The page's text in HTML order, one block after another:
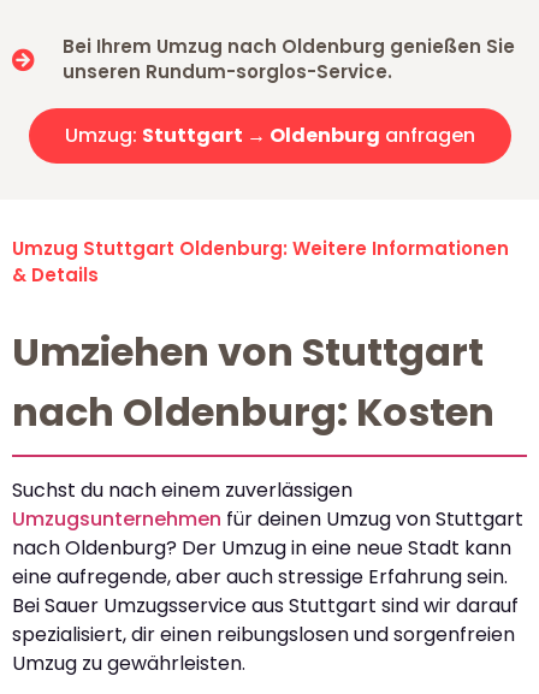
Bei Ihrem Umzug nach Oldenburg genießen Sie
unseren Rundum-sorglos-Service.
Umzug: Stuttgart → Oldenburg anfragen
Umzug Stuttgart Oldenburg: Weitere Informationen
& Details
Umziehen von Stuttgart
nach Oldenburg: Kosten
Suchst du nach einem zuverlässigen
Umzugsunternehmen für deinen Umzug von Stuttgart
nach Oldenburg? Der Umzug in eine neue Stadt kann
eine aufregende, aber auch stressige Erfahrung sein.
Bei Sauer Umzugsservice aus Stuttgart sind wir darauf
spezialisiert, dir einen reibungslosen und sorgenfreien
Umzug zu gewährleisten.